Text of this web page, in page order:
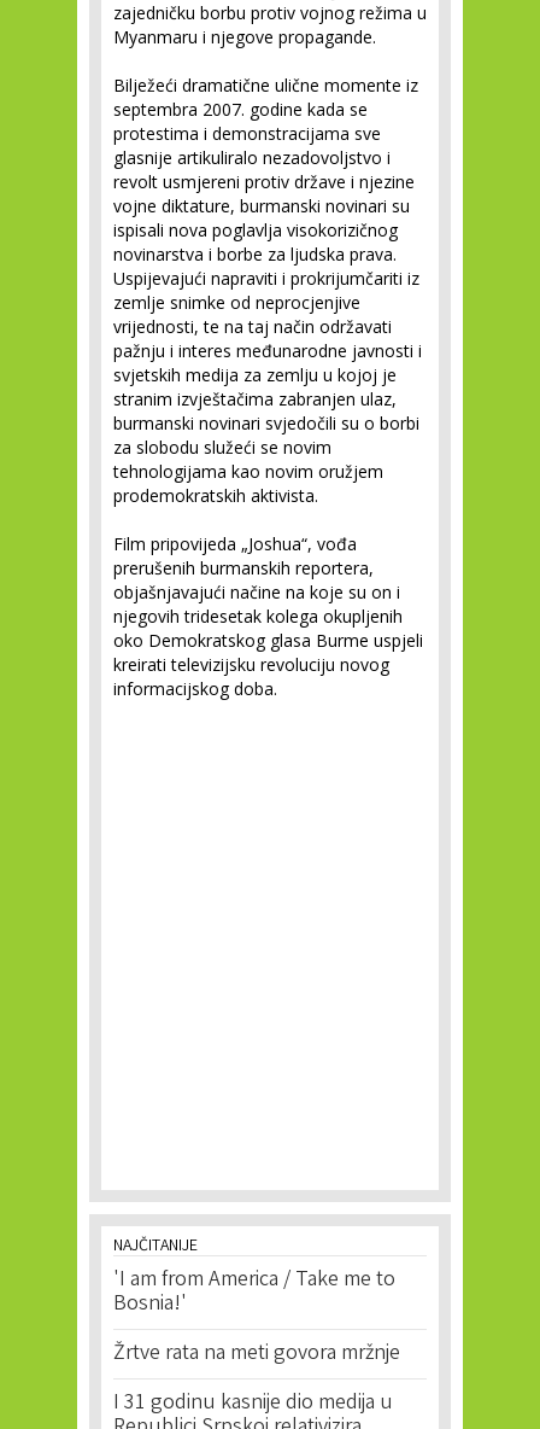
zajedničku borbu protiv vojnog režima u
Myanmaru i njegove propagande.
Bilježeći dramatične ulične momente iz
septembra 2007. godine kada se
protestima i demonstracijama sve
glasnije artikuliralo nezadovoljstvo i
revolt usmjereni protiv države i njezine
vojne diktature, burmanski novinari su
ispisali nova poglavlja visokorizičnog
novinarstva i borbe za ljudska prava.
Uspijevajući napraviti i prokrijumčariti iz
zemlje snimke od neprocjenjive
vrijednosti, te na taj način održavati
pažnju i interes međunarodne javnosti i
svjetskih medija za zemlju u kojoj je
stranim izvještačima zabranjen ulaz,
burmanski novinari svjedočili su o borbi
za slobodu služeći se novim
tehnologijama kao novim oružjem
prodemokratskih aktivista.
Film pripovijeda „Joshua“, vođa
prerušenih burmanskih reportera,
objašnjavajući načine na koje su on i
njegovih tridesetak kolega okupljenih
oko Demokratskog glasa Burme uspjeli
kreirati televizijsku revoluciju novog
informacijskog doba.
NAJČITANIJE
'I am from America / Take me to
Bosnia!'
Žrtve rata na meti govora mržnje
I 31 godinu kasnije dio medija u